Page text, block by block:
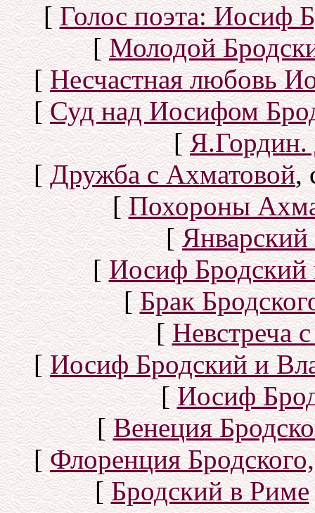
[Голос поэта: Иосиф
[Молодой
[Несчастная любовь
[Суд над Иосифом
[Я.Гордин.
[Дружба с Ахматовой,
[Похороны
[Январский
[Иосиф Бродский
[Брак
[Невстреча
[Иосиф Бродский и
[Иосиф
[Венеция
[Флоренция
[Бродский в Риме